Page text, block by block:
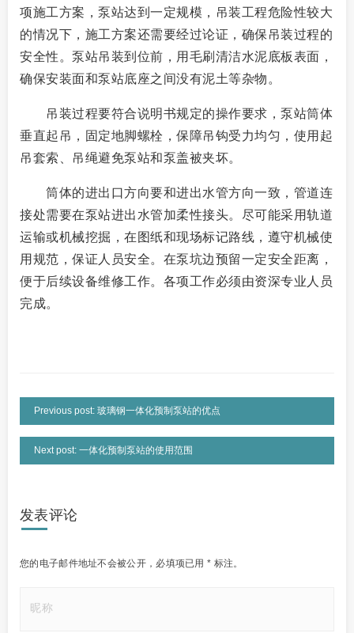
项施工方案，泵站达到一定规模，吊装工程危险性较大
的情况下，施工方案还需要经过论证，确保吊装过程的
安全性。泵站吊装到位前，用毛刷清洁水泥底板表面，
确保安装面和泵站底座之间没有泥土等杂物。
吊装过程要符合说明书规定的操作要求，泵站筒体
垂直起吊，固定地脚螺栓，保障吊钩受力均匀，使用起
吊套索、吊绳避免泵站和泵盖被夹坏。
筒体的进出口方向要和进出水管方向一致，管道连
接处需要在泵站进出水管加柔性接头。尽可能采用轨道
运输或机械挖掘，在图纸和现场标记路线，遵守机械使
用规范，保证人员安全。在泵坑边预留一定安全距离，
便于后续设备维修工作。各项工作必须由资深专业人员
完成。
Previous post: 玻璃钢一体化预制泵站的优点
Next post: 一体化预制泵站的使用范围
发表评论
您的电子邮件地址不会被公开， 必填项已用* 标注。